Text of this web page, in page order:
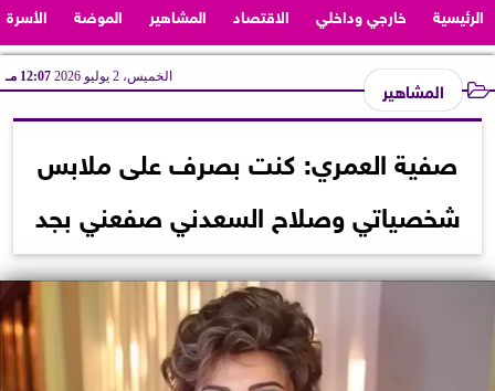
الرئيسية خارجي وداخلي الاقتصاد المشاهير الموضة الأسرة
المشاهير الخميس، 2 يوليو 2026 12:07 مـ
صفية العمري: كنت بصرف على ملابس
شخصياتي وصلاح السعدني صفعني بجد